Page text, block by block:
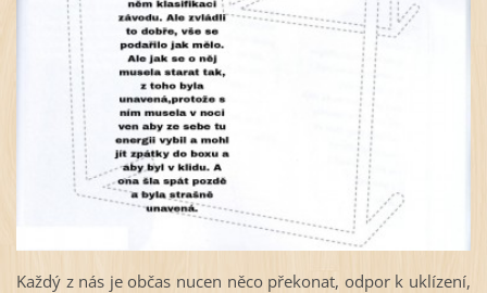
Každý z nás je občas nucen něco překonat, odpor k uklízení,